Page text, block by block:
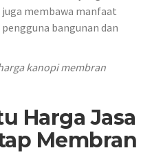
membawa manfaat
bangunan dan
kanopi membran
Harga Jasa
Membran